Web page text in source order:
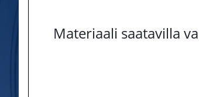
Materiaali saatavilla